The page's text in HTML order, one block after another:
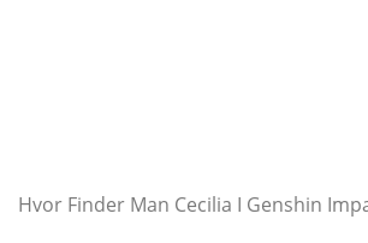
Hvor Finder Man Cecilia I Genshin